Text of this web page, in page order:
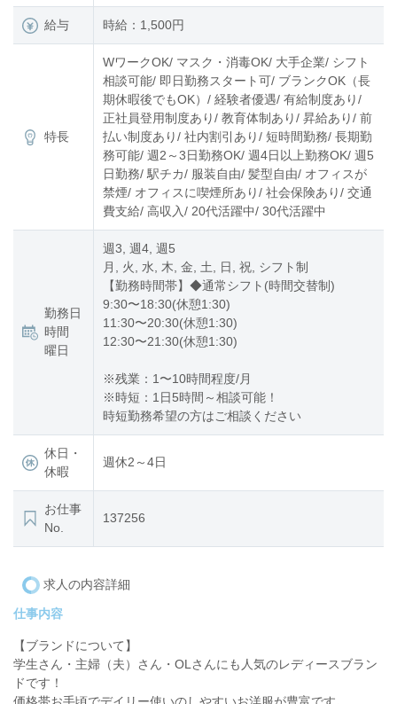
給与 時給：1,500円
特長
WワークOK/ マスク・消毒OK/ 大手企業/ シフト
相談可能/ 即日勤務スタート可/ ブランクOK（長
期休暇後でもOK）/ 経験者優遇/ 有給制度あり/
正社員登用制度あり/ 教育体制あり/ 昇給あり/ 前
払い制度あり/ 社内割引あり/ 短時間勤務/ 長期勤
務可能/ 週2～3日勤務OK/ 週4日以上勤務OK/ 週5
日勤務/ 駅チカ/ 服装自由/ 髪型自由/ オフィスが
禁煙/ オフィスに喫煙所あり/ 社会保険あり/ 交通
費支給/ 高収入/ 20代活躍中/ 30代活躍中
勤務日
時間
曜日
週3, 週4, 週5
月, 火, 水, 木, 金, 土, 日, 祝, シフト制
【勤務時間帯】◆通常シフト(時間交替制)
9:30〜18:30(休憩1:30)
11:30〜20:30(休憩1:30)
12:30〜21:30(休憩1:30)
※残業：1〜10時間程度/月
※時短：1日5時間～相談可能！
時短勤務希望の方はご相談ください
休日・
休暇
週休2～4日
お仕事
No.
137256
求人の内容詳細
仕事内容
【ブランドについて】
学生さん・主婦（夫）さん・OLさんにも人気のレディースブラン
ドです！